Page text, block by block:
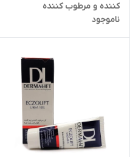
کننده و مرطوب کننده
ناموجود